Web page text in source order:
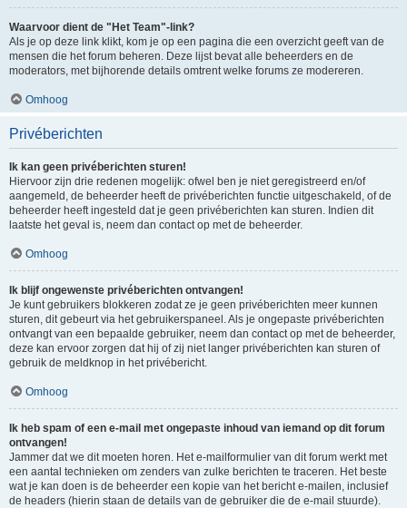
Waarvoor dient de "Het Team"-link?
Als je op deze link klikt, kom je op een pagina die een overzicht geeft van de
mensen die het forum beheren. Deze lijst bevat alle beheerders en de
moderators, met bijhorende details omtrent welke forums ze modereren.
Omhoog
Privéberichten
Ik kan geen privéberichten sturen!
Hiervoor zijn drie redenen mogelijk: ofwel ben je niet geregistreerd en/of
aangemeld, de beheerder heeft de privéberichten functie uitgeschakeld, of de
beheerder heeft ingesteld dat je geen privéberichten kan sturen. Indien dit
laatste het geval is, neem dan contact op met de beheerder.
Omhoog
Ik blijf ongewenste privéberichten ontvangen!
Je kunt gebruikers blokkeren zodat ze je geen privéberichten meer kunnen
sturen, dit gebeurt via het gebruikerspaneel. Als je ongepaste privéberichten
ontvangt van een bepaalde gebruiker, neem dan contact op met de beheerder,
deze kan ervoor zorgen dat hij of zij niet langer privéberichten kan sturen of
gebruik de meldknop in het privébericht.
Omhoog
Ik heb spam of een e-mail met ongepaste inhoud van iemand op dit forum
ontvangen!
Jammer dat we dit moeten horen. Het e-mailformulier van dit forum werkt met
een aantal technieken om zenders van zulke berichten te traceren. Het beste
wat je kan doen is de beheerder een kopie van het bericht e-mailen, inclusief
de headers (hierin staan de details van de gebruiker die de e-mail stuurde).